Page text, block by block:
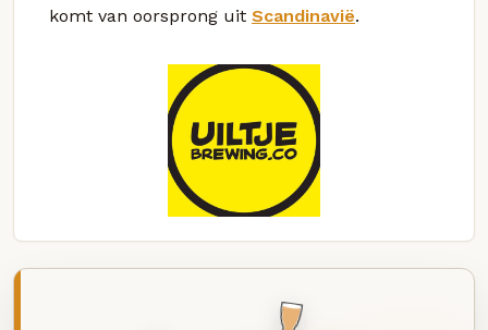
komt van oorsprong uit Scandinavië.